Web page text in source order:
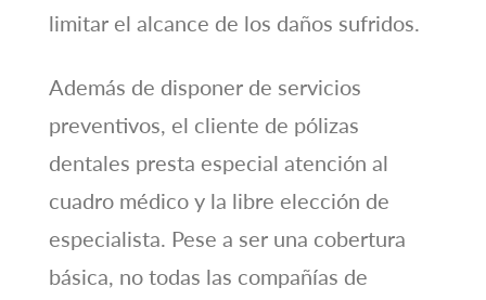
limitar el alcance de los daños sufridos.
Además de disponer de servicios
preventivos, el cliente de pólizas
dentales presta especial atención al
cuadro médico y la libre elección de
especialista. Pese a ser una cobertura
básica, no todas las compañías de